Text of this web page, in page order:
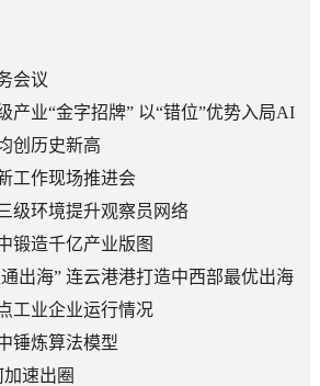
会议
产业“金字招牌” 以“错位”优势入局AI
创历史新高
工作现场推进会
级环境提升观察员网络
锻造千亿产业版图
出海” 连云港港打造中西部最优出海
工业企业运行情况
锤炼算法模型
加速出圈